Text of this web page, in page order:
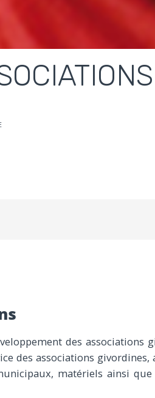
des associations
des associations
matériels ainsi